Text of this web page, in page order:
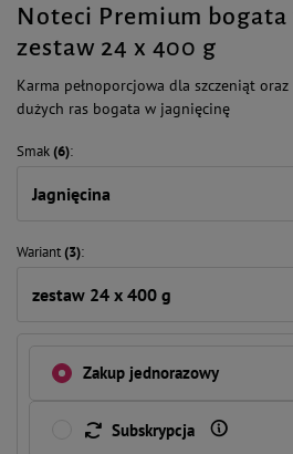
Noteci Premium
zestaw 24 x 400 g
Karma pełnoporcjowa dla szczeniąt
dużych ras bogata w jagnięcinę
Smak(6)
Jagnięcina
Wariant(3)
zestaw 24 x 400 g
Zakup jednorazowy
Subskrypcja